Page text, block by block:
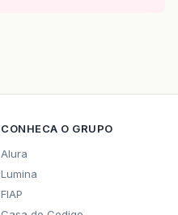
CONHECA O GRUPO
Alura
Lumina
FIAP